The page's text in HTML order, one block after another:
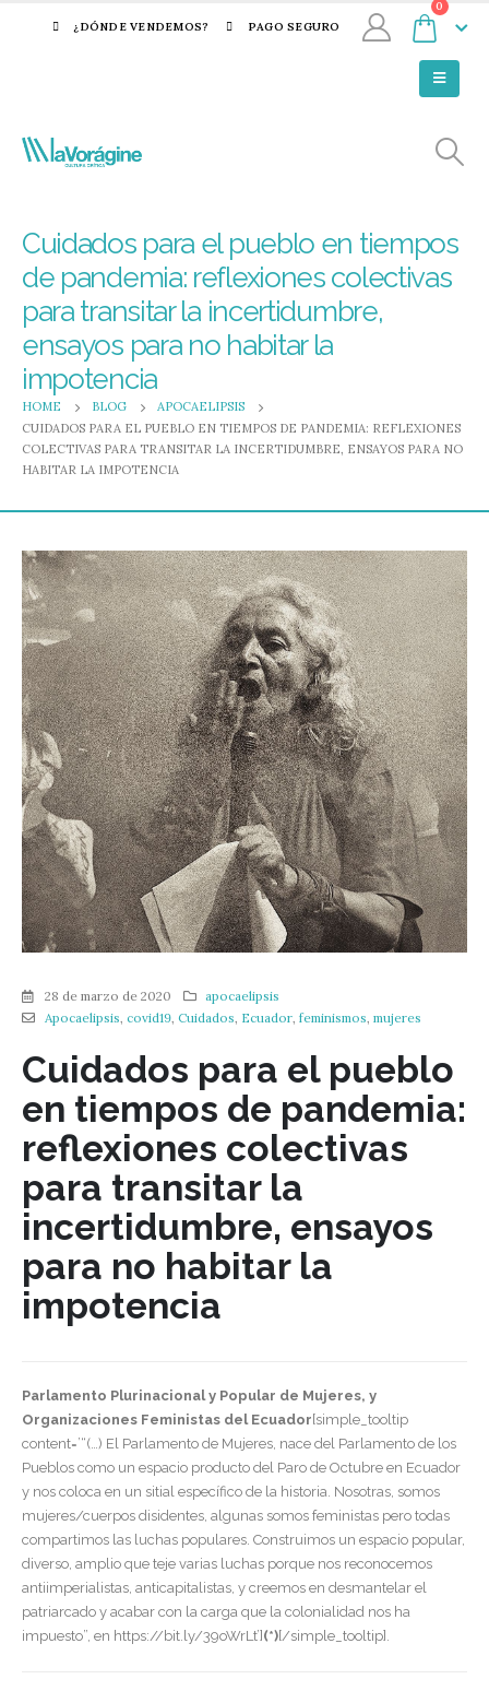
¿DÓNDE VENDEMOS? PAGO SEGURO
0
Cuidados para el pueblo en tiempos
de pandemia: reflexiones colectivas
para transitar la incertidumbre,
ensayos para no habitar la
impotencia
HOME BLOG
APOCAELIPSIS
CUIDADOS PARA EL PUEBLO EN TIEMPOS DE PANDEMIA: REFLEXIONES
COLECTIVAS PARA TRANSITAR LA INCERTIDUMBRE, ENSAYOS PARA NO
HABITAR LA IMPOTENCIA
28 de marzo de 2020
apocaelipsis
Apocaelipsis, covid19, Cuidados, Ecuador, feminismos, mujeres
Cuidados para el pueblo
en tiempos de pandemia:
reflexiones colectivas
para transitar la
incertidumbre, ensayos
para no habitar la
impotencia
Parlamento Plurinacional y Popular de Mujeres, y
Organizaciones Feministas del Ecuador [simple_tooltip
content=’“(…) El Parlamento de Mujeres, nace del Parlamento de los
Pueblos como un espacio producto del Paro de Octubre en Ecuador
y nos coloca en un sitial específico de la historia. Nosotras, somos
mujeres/cuerpos disidentes, algunas somos feministas pero todas
compartimos las luchas populares. Construimos un espacio popular,
diverso, amplio que teje varias luchas porque nos reconocemos
antiimperialistas, anticapitalistas, y creemos en desmantelar el
patriarcado y acabar con la carga que la colonialidad nos ha
impuesto”, en https://bit.ly/39oWrLt’] (*)[/simple_tooltip].